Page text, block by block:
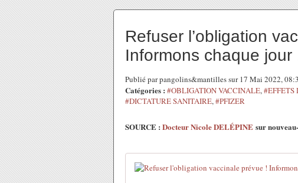
Refuser l’obligation
Informons chaque jour
Publié par pangolins&mantilles sur 17 Mai 2022,
Catégories : #OBLIGATION VACCINALE,#EFFETS
#DICTATURE SANITAIRE,#PFIZER
SOURCE : Docteur Nicole DELÉPINE sur